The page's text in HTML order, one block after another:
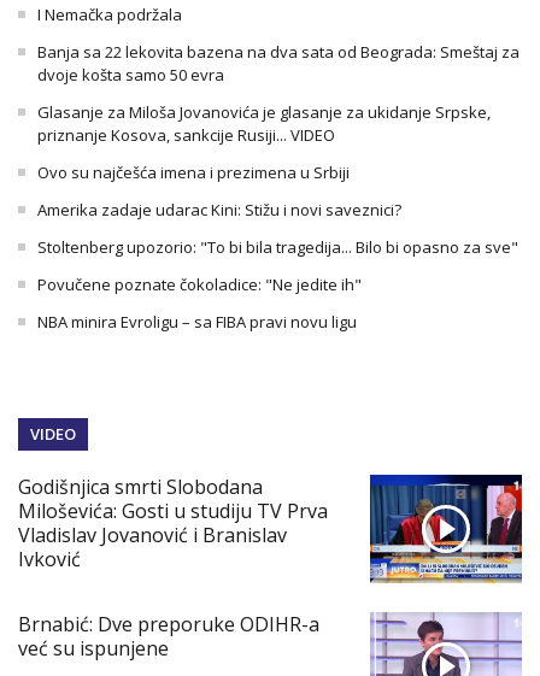
I Nemačka podržala
Banja sa 22 lekovita bazena na dva sata od Beograda: Smeštaj za
dvoje košta samo 50 evra
Glasanje za Miloša Jovanovića je glasanje za ukidanje Srpske,
priznanje Kosova, sankcije Rusiji... VIDEO
Ovo su najčešća imena i prezimena u Srbiji
Amerika zadaje udarac Kini: Stižu i novi saveznici?
Stoltenberg upozorio: "To bi bila tragedija... Bilo bi opasno za sve"
Povučene poznate čokoladice: "Ne jedite ih"
NBA minira Evroligu – sa FIBA pravi novu ligu
VIDEO
Godišnjica smrti Slobodana
Miloševića: Gosti u studiju TV Prva
Vladislav Jovanović i Branislav
Ivković
Brnabić: Dve preporuke ODIHR-a
već su ispunjene